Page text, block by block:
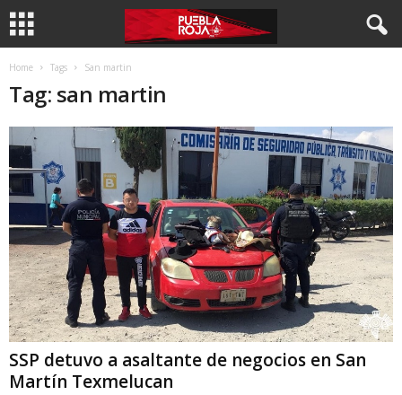
Home Tags San martin
Tag: san martin
SSP detuvo a asaltante de negocios en San
Martín Texmelucan